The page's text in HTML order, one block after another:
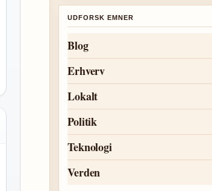
UDFORSK EMNER
Blog
Erhverv
Lokalt
Politik
Teknologi
Verden